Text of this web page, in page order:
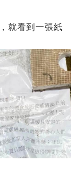
就看到一張紙